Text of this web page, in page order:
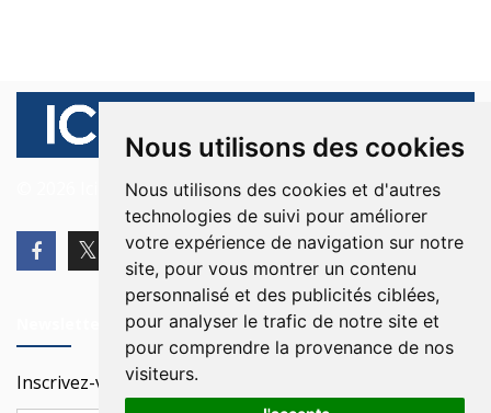
Nous utilisons des cookies
Nous utilisons des cookies et d'autres
technologies de suivi pour améliorer
votre expérience de navigation sur notre
site, pour vous montrer un contenu
personnalisé et des publicités ciblées,
pour analyser le trafic de notre site et
pour comprendre la provenance de nos
visiteurs.
© 2026 Ici Beyrouth. Tous les droits sont réservés.
Inscrivez-vous à notre Newsletter